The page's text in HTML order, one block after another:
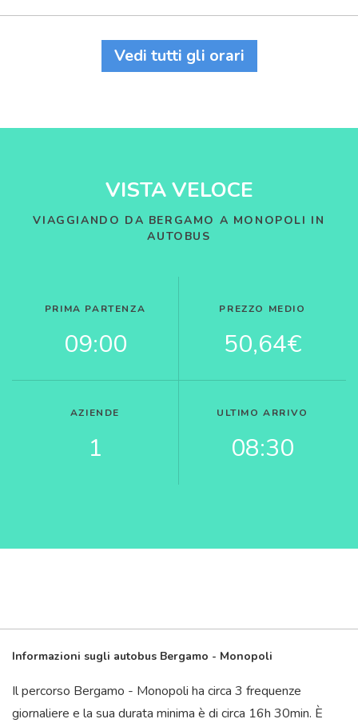
Vedi tutti gli orari
VISTA VELOCE
VIAGGIANDO DA BERGAMO A MONOPOLI IN
AUTOBUS
PRIMA PARTENZA
09:00
PREZZO MEDIO
50,64€
AZIENDE
1
ULTIMO ARRIVO
08:30
Informazioni sugli autobus Bergamo - Monopoli
Il percorso Bergamo - Monopoli ha circa 3 frequenze
giornaliere e la sua durata minima è di circa 16h 30min. È